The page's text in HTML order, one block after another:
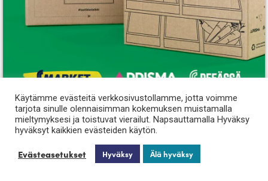
Leppävirran 4H– Kotityöpalvelut
Kotityöpalvelut
Käytämme evästeitä verkkosivustollamme, jotta voimme
tarjota sinulle olennaisimman kokemuksen muistamalla
mieltymyksesi ja toistuvat vierailut. Napsauttamalla Hyväksy
hyväksyt kaikkien evästeiden käytön.
Evästeasetukset Hyväksy Älä hyväksy